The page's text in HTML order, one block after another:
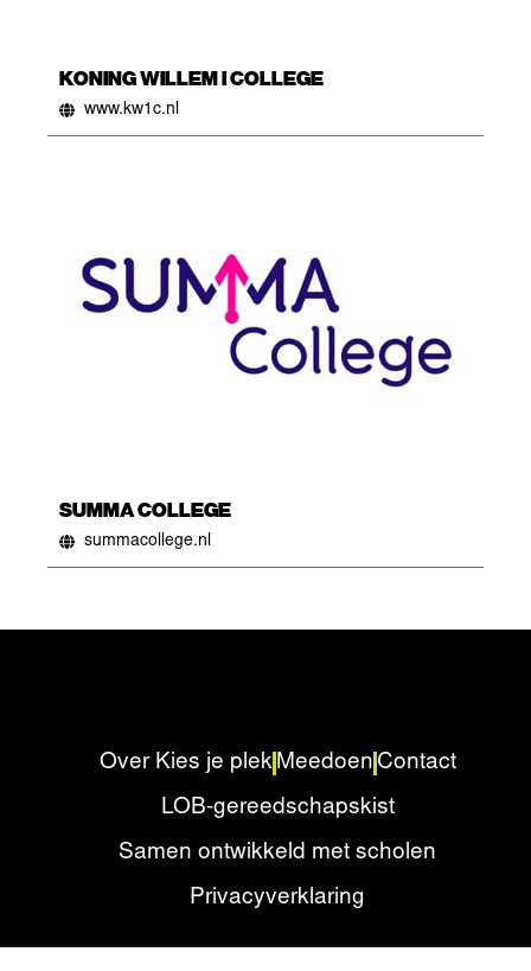
KONING WILLEM I COLLEGE
www.kw1c.nl
SUMMA COLLEGE
summacollege.nl
Over Kies je plek Meedoen Contact
LOB-gereedschapskist
Samen ontwikkeld met scholen
Privacyverklaring